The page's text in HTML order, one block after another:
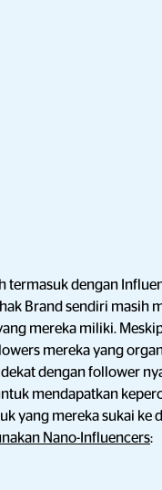
termasuk dengan
Brand sendiri masih
mereka miliki.
mereka yang
dengan follower
mendapatkan
yang mereka sukai ke
Nano-Influencers: